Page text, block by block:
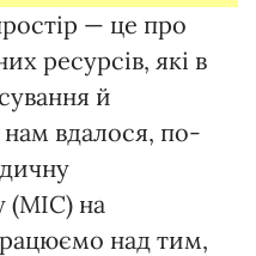
— це про
ресурсів, які в
й
нам вдалося, по-
(МІС) на
над тим,